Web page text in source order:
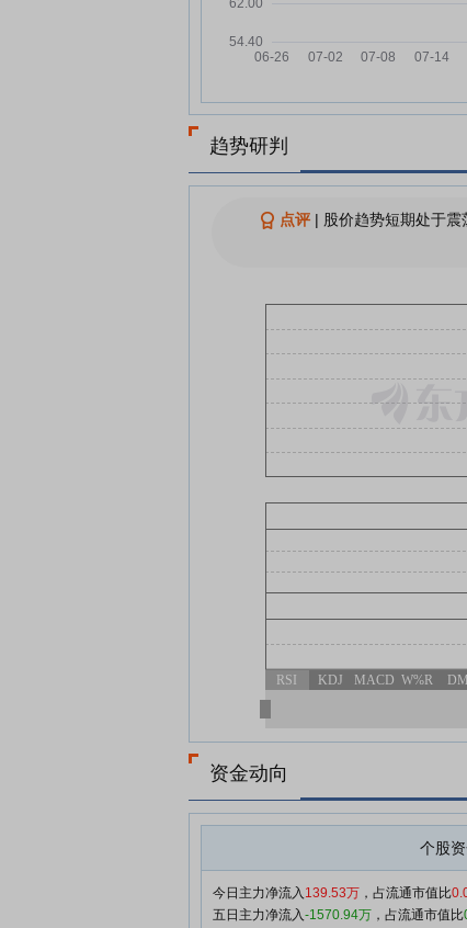
07-25
XD日月股：融资净偿还
07-24
日月股份：融资净买入
14只股即将分红 抢权行情
07-22
日月股份：融资净买入
股权登记
趋势研判
点评| 股价趋势短期处于
RSI KDJ MACD W%R
资金动向
个股
今日主力净流入 139.53万 ，占流通市值比
五日主力净流入-1570.94万 ，占流通市值比